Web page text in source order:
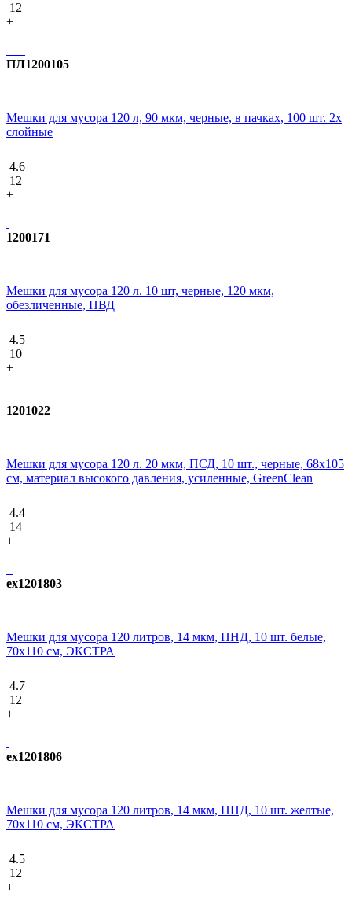
12
+
ПЛ1200105
Мешки для мусора 120 л, 90 мкм, черные, в пачках, 100 шт. 2х
слойные
4.6
12
+
1200171
Мешки для мусора 120 л. 10 шт, черные, 120 мкм,
обезличенные, ПВД
4.5
10
+
1201022
Мешки для мусора 120 л. 20 мкм, ПСД, 10 шт., черные, 68х105
см, материал высокого давления, усиленные, GreenClean
4.4
14
+
ex1201803
Мешки для мусора 120 литров, 14 мкм, ПНД, 10 шт. белые,
70х110 см, ЭКСТРА
4.7
12
+
ex1201806
Мешки для мусора 120 литров, 14 мкм, ПНД, 10 шт. желтые,
70х110 см, ЭКСТРА
4.5
12
+